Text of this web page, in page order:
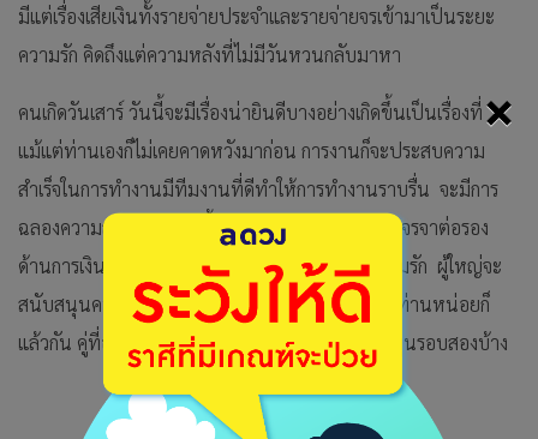
×
มีแต่เรื่องเสียเงินทั้งรายจ่ายประจำและรายจ่ายจรเข้ามาเป็นระยะ
ความรัก คิดถึงแต่ความหลังที่ไม่มีวันหวนกลับมาหา
คนเกิดวันเสาร์ วันนี้จะมีเรื่องน่ายินดีบางอย่างเกิดขึ้นเป็นเรื่องที่
แม้แต่ท่านเองก็ไม่เคยคาดหวังมาก่อน การงานก็จะประสบความ
สำเร็จในการทำงานมีทีมงานที่ดีทำให้การทำงานราบรื่น จะมีการ
ฉลองความสำเร็จในเร็วๆนี้ การเงิน จะสำเร็จในการเจรจาต่อรอง
ด้านการเงิน เงินค้างจ่ายที่ถูกเลื่อนมาก็จะได้รับ ความรัก ผู้ใหญ่จะ
สนับสนุนคนที่ท่านกำลังคุยอยู่หมั่นพาแฟนเข้าหาท่านหน่อยก็
แล้วกัน คู่ที่อยู่กันมาจนชินควรจะหาโอกาสไปอันนีมูนรอบสองบ้าง